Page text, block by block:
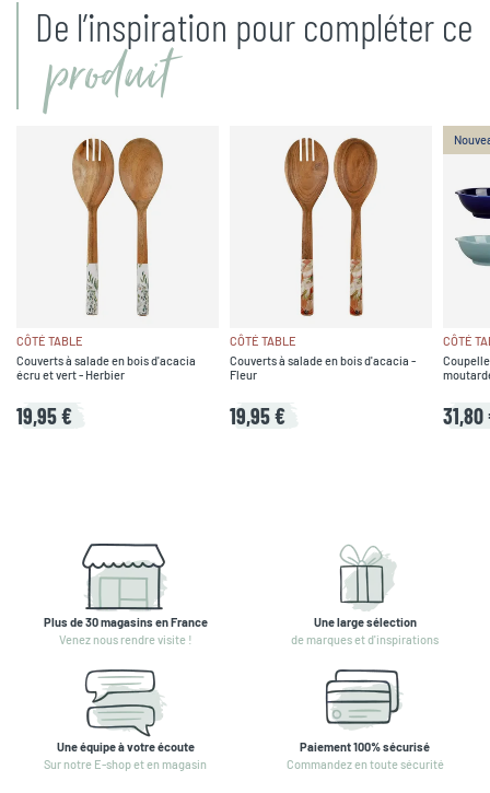
De l’inspiration pour compléter ce
produit
CÔTÉ TABLE
Couverts à salade en bois d'acacia
écru et vert - Herbier
19,95 €
CÔTÉ TABLE
Couverts à salade en bois d'acacia -
Fleur
19,95 €
CÔTÉ
31,80
Plus de 30 magasins en France
Venez nous rendre visite !
Une large sélection
de marques et d'inspirations
Une équipe à votre écoute
Sur notre E-shop et en magasin
Paiement 100% sécurisé
Commandez en toute sécurité